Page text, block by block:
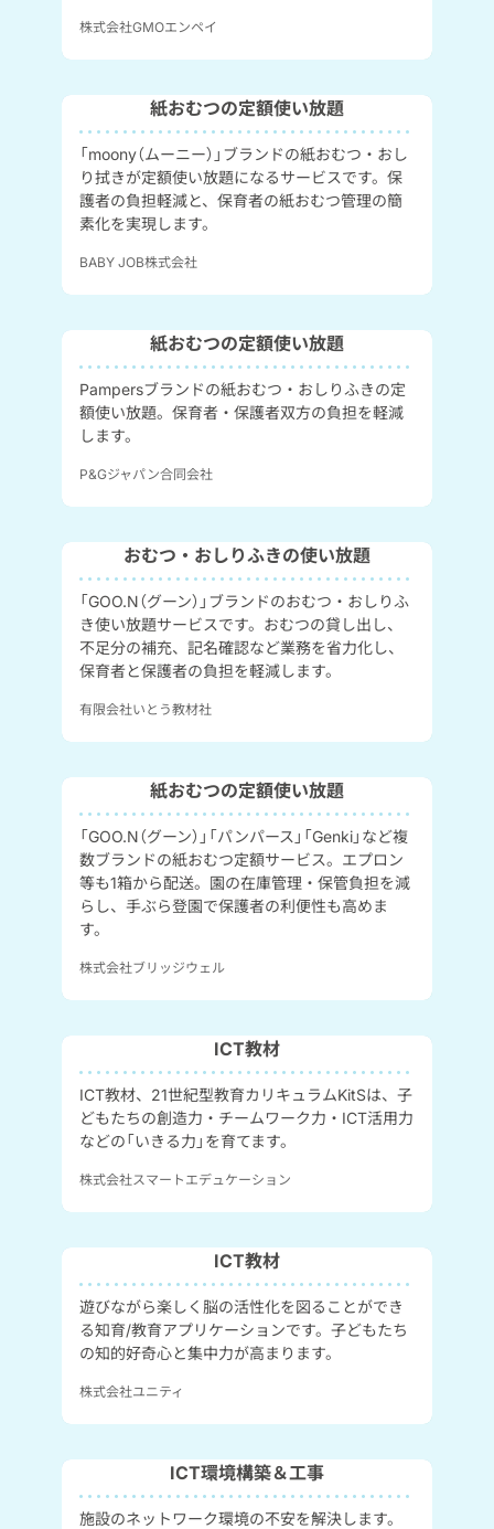
株式会社GMOエンペイ
紙おむつの定額使い放題
「moony（ムーニー）」ブランドの紙おむつ・おし
り拭きが定額使い放題になるサービスです。保
護者の負担軽減と、保育者の紙おむつ管理の簡
素化を実現します。
BABY JOB株式会社
紙おむつの定額使い放題
Pampersブランドの紙おむつ・おしりふきの定
額使い放題。保育者・保護者双方の負担を軽減
します。
P&Gジャパン合同会社
おむつ・おしりふきの使い放題
「GOO.N（グーン）」ブランドのおむつ・おしりふ
き使い放題サービスです。おむつの貸し出し、
不足分の補充、記名確認など業務を省力化し、
保育者と保護者の負担を軽減します。
有限会社いとう教材社
紙おむつの定額使い放題
「GOO.N（グーン）」「パンパース」「Genki」など複
数ブランドの紙おむつ定額サービス。エプロン
等も1箱から配送。園の在庫管理・保管負担を減
らし、手ぶら登園で保護者の利便性も高めま
す。
株式会社ブリッジウェル
ICT教材
ICT教材、21世紀型教育カリキュラムKitSは、子
どもたちの創造力・チームワーク力・ICT活用力
などの「いきる力」を育てます。
株式会社スマートエデュケーション
ICT教材
遊びながら楽しく脳の活性化を図ることができ
る知育/教育アプリケーションです。子どもたち
の知的好奇心と集中力が高まります。
株式会社ユニティ
ICT環境構築＆工事
施設のネットワーク環境の不安を解決します。